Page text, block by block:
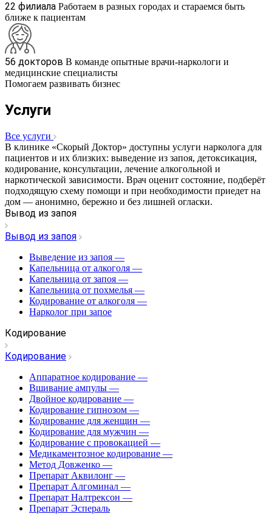
22 филиала Работаем в разных городах и стараемся быть
ближе к пациентам
56 докторов В команде опытные врачи-наркологи и
медицинские специалисты
Помогаем развивать бизнес
Услуги
Все услуги
В клинике «Скорый Доктор» доступны услуги нарколога для
пациентов и их близких: выведение из запоя, детоксикация,
кодирование, консультации, лечение алкогольной и
наркотической зависимости. Врач оценит состояние, подберёт
подходящую схему помощи и при необходимости приедет на
дом — анонимно, бережно и без лишней огласки.
Вывод из запоя
Вывод из запоя
Выведение из запоя —
Капельница от алкоголя —
Капельница от запоя —
Капельница от похмелья —
Кодирование от алкоголя —
Нарколог при запое
Кодирование
Кодирование
Аппаратное кодирование —
Вшивание ампулы —
Двойное кодирование —
Кодирование гипнозом —
Кодирование для женщин —
Кодирование для мужчин —
Кодирование с провокацией —
Медикаментозное кодирование —
Метод Довженко —
Препарат Аквилонг —
Препарат Алгоминал —
Препарат Налтрексон —
Препарат Эспераль